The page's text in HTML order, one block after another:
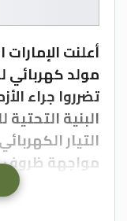
مولد كهربائي
تضرروا جراء
البنية
التيار
مواجهة ظروف
وقالت وزيرة
الهاشمي في